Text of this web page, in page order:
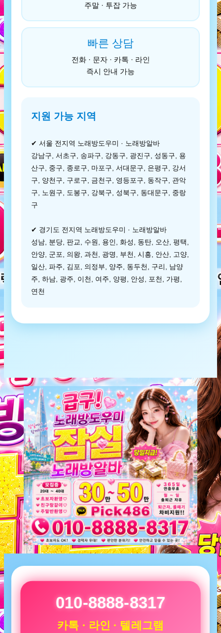
주말 · 투잡 가능
빠른 상담
전화 · 문자 · 카톡 · 라인
즉시 안내 가능
지원 가능 지역
✔ 서울 전지역 노래방도우미 · 노래방알바
강남구, 서초구, 송파구, 강동구, 광진구, 성동구, 용
산구, 중구, 종로구, 마포구, 서대문구, 은평구, 강서
구, 양천구, 구로구, 금천구, 영등포구, 동작구, 관악
구, 노원구, 도봉구, 강북구, 성북구, 동대문구, 중랑
구
✔ 경기도 전지역 노래방도우미 · 노래방알바
성남, 분당, 판교, 수원, 용인, 화성, 동탄, 오산, 평택,
안양, 군포, 의왕, 과천, 광명, 부천, 시흥, 안산, 고양,
일산, 파주, 김포, 의정부, 양주, 동두천, 구리, 남양
주, 하남, 광주, 이천, 여주, 양평, 안성, 포천, 가평,
연천
010-8888-8317
카톡 · 라인 · 텔레그램